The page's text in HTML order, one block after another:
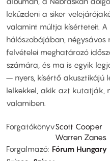
leküzdeni a siker
valamint múltja kísérteteit.
hálószobájában,
felvételei meghatározó
számára, és ma is egyik
– nyers, kísértő akusztikájú
lelkekkel, akik azt kutatják,
valamiben.
ForgatókönyvScott Cooper
Warren Zanes
Forgalmazó Fórum Hungary